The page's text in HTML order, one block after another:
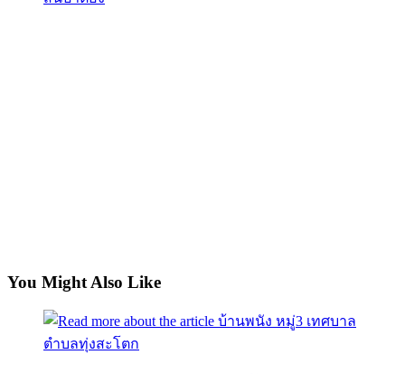
You Might Also Like